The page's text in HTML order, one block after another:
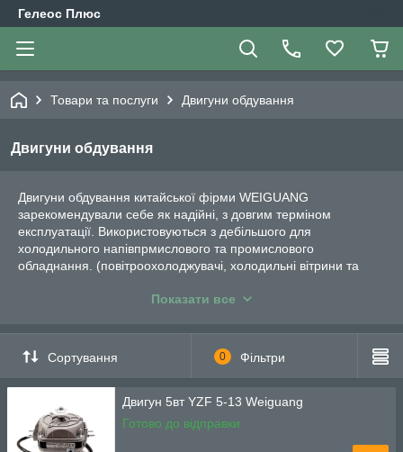
Гелеос Плюс
Товари та послуги Двигуни обдування
Двигуни обдування
Двигуни обдування китайської фірми WEIGUANG
зарекомендували себе як надійні, з довгим терміном
експлуатації. Використовуються з дебільшого для
холодильного напівпрмислового та промислового
обладнання. (повітроохолоджувачі, холодильні вітрини та
(охолодження) закріплюється на решітці перед
Кріплення двигуна може бути з чотирьох сторін (зверху -
знизу, ліворуч - праворуч), в залежності від агрегату де він
працює.
Показати все
Сортування 0 Фільтри
Двигун 5вт YZF 5-13 Weiguang
Готово до відправки